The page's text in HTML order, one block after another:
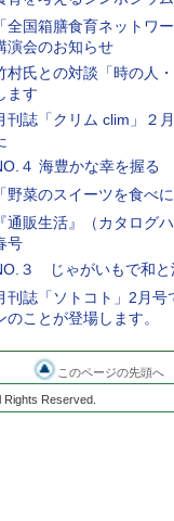
「全国箱膳食育ネットワ
演会のお知らせ
村氏との対談「時の人
ます
刊誌「クリム clim」２
４ 海豊かな幸を握る
「野菜のスイーツを食べ
『通販生活』（カタログ
号
３ じゃがいもで和と
刊誌「ソトコト」2月
のことが登場します。
このページの先頭へ
Reserved.